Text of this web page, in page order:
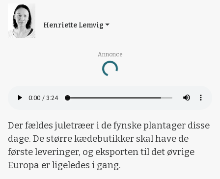
Annonce
Loading...
Henriette Lemvig
Der fældes juletræer i de fynske plantager disse
dage. De større kædebutikker skal have de
første leveringer, og eksporten til det øvrige
Europa er ligeledes i gang.